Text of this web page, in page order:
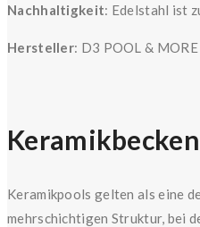
Nachhaltigkeit: Edelstahl ist
Hersteller: D3 POOL &
Keramikpools gelten als eine
mehrschichtigen Struktur, bei